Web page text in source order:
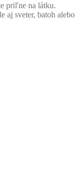
priľne na látku.
aj sveter, batoh alebo